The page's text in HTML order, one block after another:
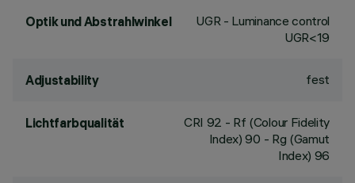
Optik und Abstrahlwinkel
UGR - Luminance control
UGR<19
Adjustability fest
Lichtfarbqualität CRI 92 - Rf (Colour Fidelity
Index) 90 - Rg (Gamut
Index) 96